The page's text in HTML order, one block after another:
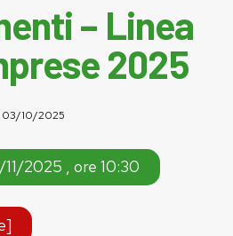
– Linea
2025
03/10/2025
2025 , ore 10:30